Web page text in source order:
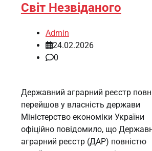
Світ Незвіданого
Admin
24.02.2026
0
Державний аграрний реєстр
перейшов у власність держави
Міністерство економіки України
офіційно повідомило, що
аграрний реєстр (ДАР) повністю